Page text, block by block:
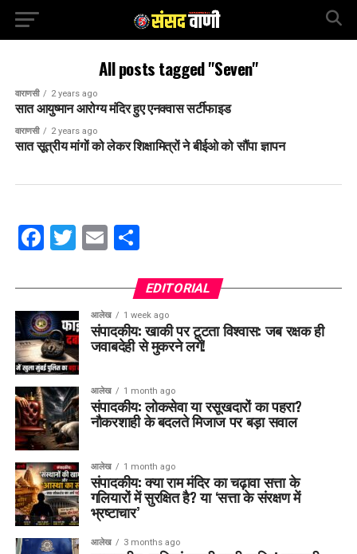
All posts tagged "Seven"
वाराणसी 2 years ago
सात आयुष्मान आरोग्य मंदिर हुए एनक्वास सर्टीफाइड
वाराणसी 2 years ago
सात सूत्रीय मांगों को लेकर शिक्षामित्रों ने बीईओ को सौंपा ज्ञापन
Facebook
Twitter
EmailShare
EDITORIAL
आलेख 1 week ago
संपादकीय: खाकी पर टूटता विश्वास: जब रक्षक ही
जवाबदेही से मुकरने लगें!
आलेख 1 month ago
संपादकीय: लोकसेवा या रसूखदारों का पहरा?
नौकरशाही के बदलते मिजाज पर बड़ा सवाल
आलेख 1 month ago
संपादकीय: क्या राम मंदिर का चढ़ावा सत्ता के
गलियारों में सुरक्षित है? या ‘सत्ता के संरक्षण में
भ्रष्टाचार’
आलेख 3 months ago